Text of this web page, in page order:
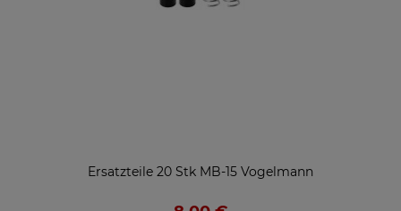
Ersatzteile 20 Stk MB-15 Vogelmann